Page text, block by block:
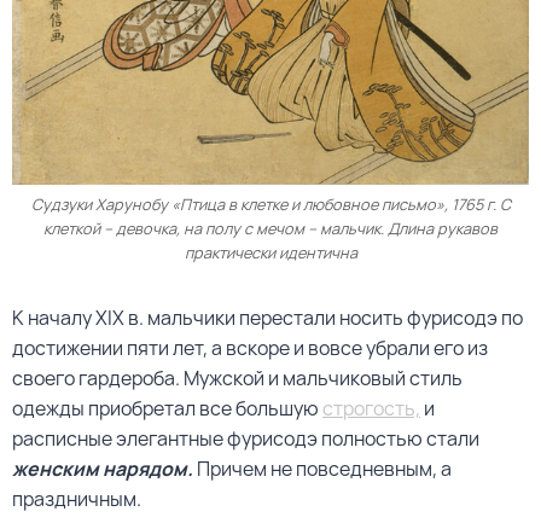
Судзуки Харунобу «Птица в клетке и любовное письмо», 1765 г. С
клеткой – девочка, на полу с мечом – мальчик. Длина рукавов
практически идентична
К началу XIX в. мальчики перестали носить фурисодэ по
достижении пяти лет, а вскоре и вовсе убрали его из
своего гардероба. Мужской и мальчиковый стиль
одежды приобретал все большую строгость, и
расписные элегантные фурисодэ полностью стали
женским нарядом. Причем не повседневным, а
праздничным.